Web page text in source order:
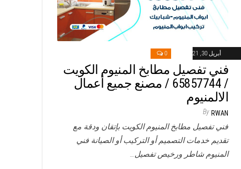
أبريل 30, 2021 0
فني تفصيل مطابخ المنيوم الكويت
/ 65857744 / مصنع جميع أعمال
الالمنيوم
By RWAN
فني تفصيل مطابخ المنيوم الكويت بإتقان ودقة مع
تقديم خدمات التصميم أو التركيب أو الصيانة فني
المنيوم شاطر ورخيص تفصيل…